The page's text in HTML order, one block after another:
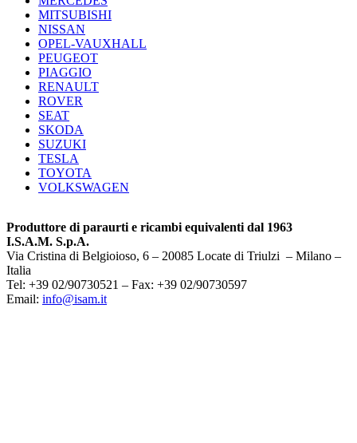
MITSUBISHI
NISSAN
OPEL-VAUXHALL
PEUGEOT
PIAGGIO
RENAULT
ROVER
SEAT
SKODA
SUZUKI
TESLA
TOYOTA
VOLKSWAGEN
Produttore di paraurti e ricambi equivalenti dal 1963
I.S.A.M. S.p.A.
Via Cristina di Belgioioso, 6 – 20085 Locate di Triulzi – Milano –
Italia
Tel: +39 02/90730521 – Fax: +39 02/90730597
Email: info@isam.it